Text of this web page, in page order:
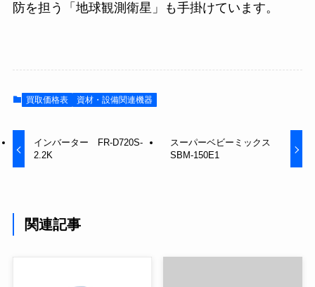
防を担う「地球観測衛星」も手掛けています。
買取価格表 資材・設備関連機器
インバーター FR-D720S-
2.2K
スーパーベビーミックス
SBM-150E1
関連記事